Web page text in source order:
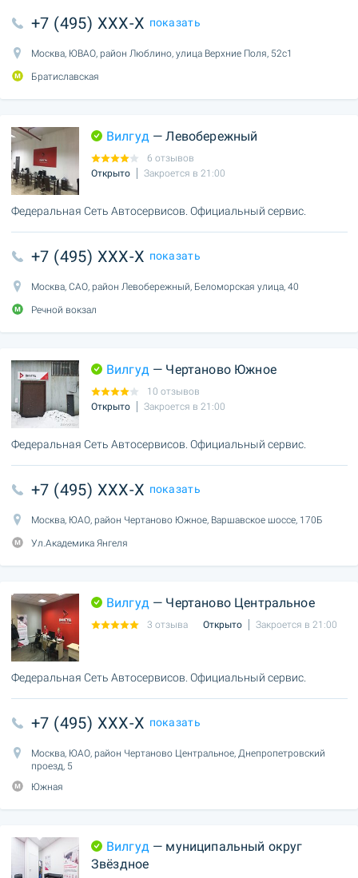
+7 (495) XXX-X показать
Москва, ЮВАО, район Люблино, улица Верхние Поля, 52с1
Братиславская
Вилгуд — Левобережный
6 отзывов
Открыто
Закроется в 21:00
Федеральная Сеть Автосервисов. Официальный сервис.
+7 (495) XXX-X показать
Москва, САО, район Левобережный, Беломорская улица, 40
Речной вокзал
Вилгуд — Чертаново Южное
10 отзывов
Открыто
Закроется в 21:00
Федеральная Сеть Автосервисов. Официальный сервис.
+7 (495) XXX-X показать
Москва, ЮАО, район Чертаново Южное, Варшавское шоссе, 170Б
Ул.Академика Янгеля
Вилгуд — Чертаново Центральное
3 отзыва Открыто Закроется в 21:00
Федеральная Сеть Автосервисов. Официальный сервис.
+7 (495) XXX-X показать
Москва, ЮАО, район Чертаново Центральное, Днепропетровский
проезд, 5
Южная
Вилгуд — муниципальный округ
Звёздное